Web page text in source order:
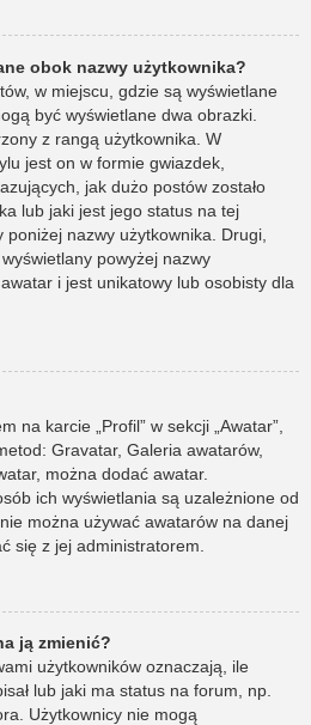
obok nazwy użytkownika?
w miejscu, gdzie są wyświetlane
być wyświetlane dwa obrazki.
z rangą użytkownika. W
jest on w formie gwiazdek,
jak dużo postów zostało
lub jaki jest jego status na tej
nazwy użytkownika. Drugi,
powyżej nazwy
i jest unikatowy lub osobisty dla
na karcie „Profil” w sekcji „Awatar”,
Gravatar, Galeria awatarów,
można dodać awatar.
ich wyświetlania są uzależnione od
można używać awatarów na danej
się z jej administratorem.
ją zmienić?
użytkowników oznaczają, ile
lub jaki ma status na forum, np.
Użytkownicy nie mogą